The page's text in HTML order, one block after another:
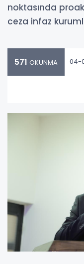
noktasında
ceza infaz
571 OKUNMA 04-